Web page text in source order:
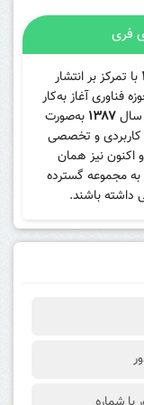
فری
با تمرکز بر انتشار
فناوری آغاز به‌کار
سال۱۳۸۷ به‌صورت
کاربردی و تخصصی
اکنون نیز همان
به مجموعه گسترده
داشته باشند.